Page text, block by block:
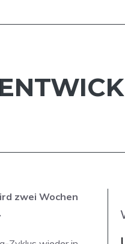
zwei Wochen